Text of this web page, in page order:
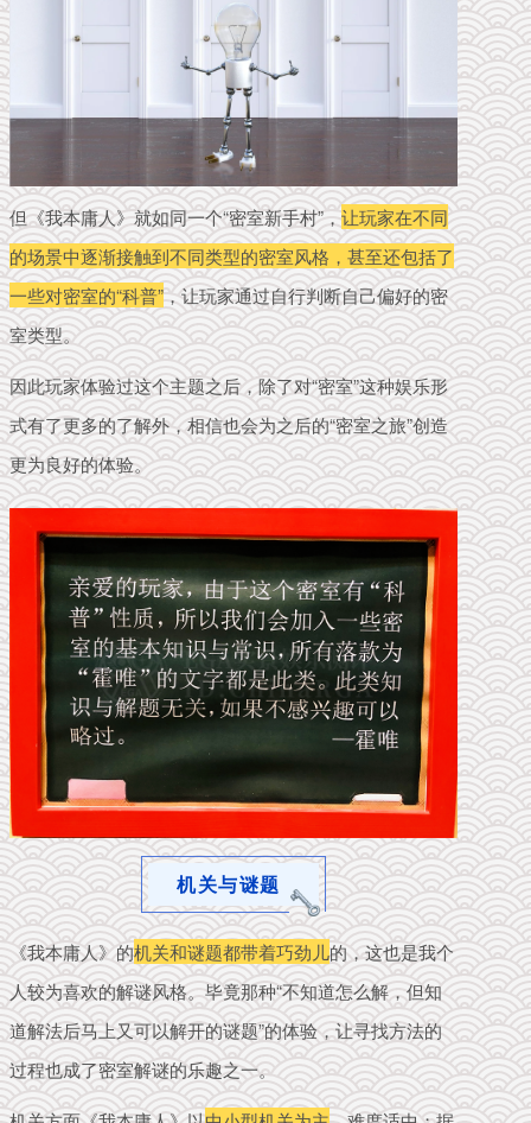
但《我本庸人》就如同一个“密室新手村”，让玩家在不同
的场景中逐渐接触到不同类型的密室风格，甚至还包括了
一些对密室的“科普”，让玩家通过自行判断自己偏好的密
室类型。
因此玩家体验过这个主题之后，除了对“密室”这种娱乐形
式有了更多的了解外，相信也会为之后的“密室之旅”创造
更为良好的体验。
机关与谜题
《我本庸人》的机关和谜题都带着巧劲儿的，这也是我个
人较为喜欢的解谜风格。毕竟那种“不知道怎么解，但知
道解法后马上又可以解开的谜题”的体验，让寻找方法的
过程也成了密室解谜的乐趣之一。